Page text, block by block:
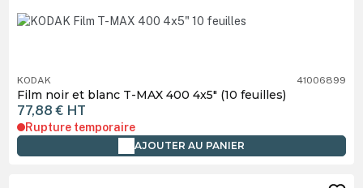
KODAK 41006899
Film noir et blanc T-MAX 400 4x5" (10 feuilles)
77,88 € HT
Rupture temporaire
AJOUTER AU PANIER